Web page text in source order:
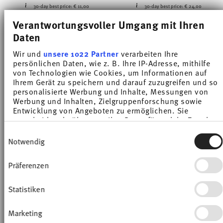
Verantwortungsvoller Umgang mit Ihren
Daten
Wir und unsere 1022 Partnerverarbeiten Ihre
persönlichen Daten, wie z. B. Ihre IP-Adresse, mithilfe
von Technologien wie Cookies, um Informationen auf
Ihrem Gerät zu speichern und darauf zuzugreifen und so
personalisierte Werbung und Inhalte, Messungen von
Werbung und Inhalten, Zielgruppenforschung sowie
Entwicklung von Angeboten zu ermöglichen. Sie
entscheiden darüber, wer Ihre Daten für welche Zwecke
Cookie-Erklärung oder durch Klicken auf das Privacy
Trigger Symbol ändern oder widerrufen
Wenn Sie es erlauben, würden wir auch gerne:
erfassen, welche bis auf einige Meter genau sein
bestimmten Merkmalen (Fingerprinting)
Notwendig
Präferenzen
Statistiken
Marketing
30-day best price:€ 11,00 30-day best price:€ 24,00
SUNNY DAY FUCHSIA
Cappuccino saucer 16,5 cm
-13%
SUNNY DAY FUCHSIA
Price reduced from
-23%